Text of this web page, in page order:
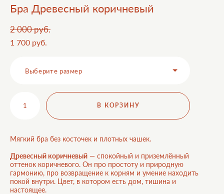
Бра Древесный коричневый
2 000 pуб.
1 700 pуб.
Выберите размер
В КОРЗИНУ
Мягкий бра без косточек и плотных чашек.
Древесный коричневый — спокойный и приземлённый
оттенок коричневого. Он про простоту и природную
гармонию, про возвращение к корням и умение находить
покой внутри. Цвет, в котором есть дом, тишина и
настоящее.